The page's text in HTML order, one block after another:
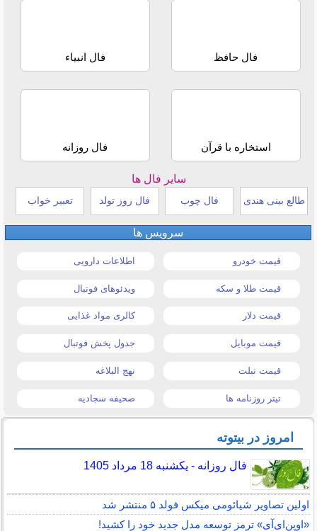
فال حافظ فال انبیاء
استخاره با قرآن فال روزانه
سایر فال ها
طالع بینی هندی فال چوب فال روز تولد تعبیر خواب
سرویس ها
قیمت خودرو اطلاعات دارویی
قیمت طلا و سکه ویدئوهای فوتبال
قیمت دلار کالری مواد غذایی
قیمت موبایل جدول پخش فوتبال
قیمت تبلت نهج البلاغه
تیتر روزنامه ها صحیفه سجادیه
امروز در بیتوته
فال روزانه - یکشنبه 18 مرداد 1405
اولین تصاویر شیائومی میکس فولد ۵ منتشر شد
«اوپن‌ای‌آی» ترمز توسعه مدل جدید خود را کشید!